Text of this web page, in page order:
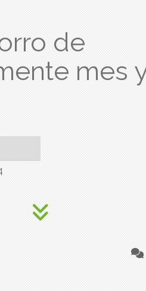
de
mes